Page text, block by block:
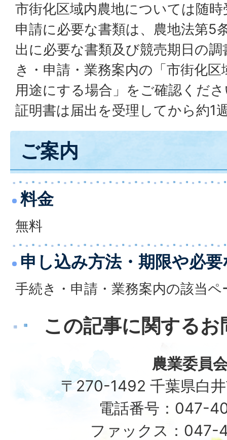
市街化区域内農地については随
申請に必要な書類は、農地法第5
出に必要な書類及び競売期日の
き・申請・業務案内の「市街化
用途にする場合」をご確認くだ
証明書は届出を受理してから約1
ご案内
料金
無料
申し込み方法・期限や必
手続き・申請・業務案内の該当
この記事に関する
農業委員
〒270-1492 千葉県白
電話番号：047-
ファックス：047-